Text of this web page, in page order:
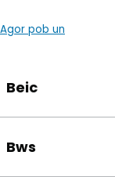
Agor pob un
Beic
Bws